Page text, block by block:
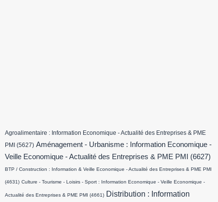
Agroalimentaire : Information Economique - Actualité des Entreprises & PME
PMI (5627) Aménagement - Urbanisme : Information Economique -
Veille Economique - Actualité des Entreprises & PME PMI
(6627)
BTP / Construction : Information & Veille Economique - Actualité des Entreprises & PME PMI
(4631) Culture - Tourisme - Loisirs - Sport : Information Economique - Veille Economique -
Actualité des Entreprises & PME PMI (4661) Distribution : Information